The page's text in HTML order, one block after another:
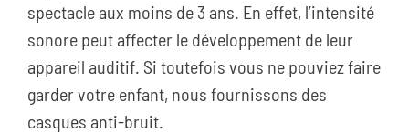
spectacle aux moins de 3 ans. En effet, l’intensité
sonore peut affecter le développement de leur
appareil auditif. Si toutefois vous ne pouviez faire
garder votre enfant, nous fournissons des
casques anti-bruit.